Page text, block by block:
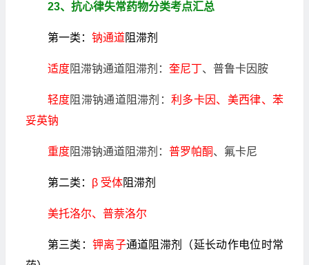
23、抗心律失常药物分类考点汇总
第一类： 钠通道阻滞剂
适度阻滞钠通道阻滞剂： 奎尼丁、普鲁卡因胺
轻度阻滞钠通道阻滞剂：利多卡因、美西律、苯
妥英钠
重度阻滞钠通道阻滞剂： 普罗帕酮、氟卡尼
第二类： β 受体阻滞剂
美托洛尔、普萘洛尔
第三类： 钾离子通道阻滞剂（延长动作电位时常